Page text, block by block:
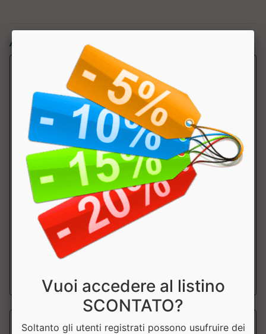
Articoli simili:
FLORA FERMENTI LATTICI
Nutriva
Integratore alimentare di fermenti lattici vivi e fibre
prebiotiche. ....
sconto 10%
Vuoi accedere al listino
SCONTATO?
Soltanto gli utenti registrati possono usufruire dei